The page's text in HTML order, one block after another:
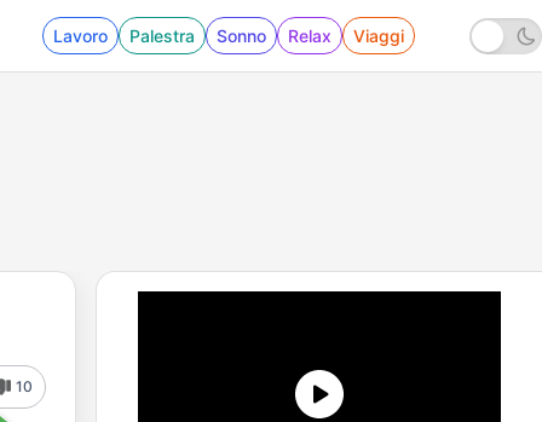
Lavoro Palestra Sonno Relax Viaggi
10